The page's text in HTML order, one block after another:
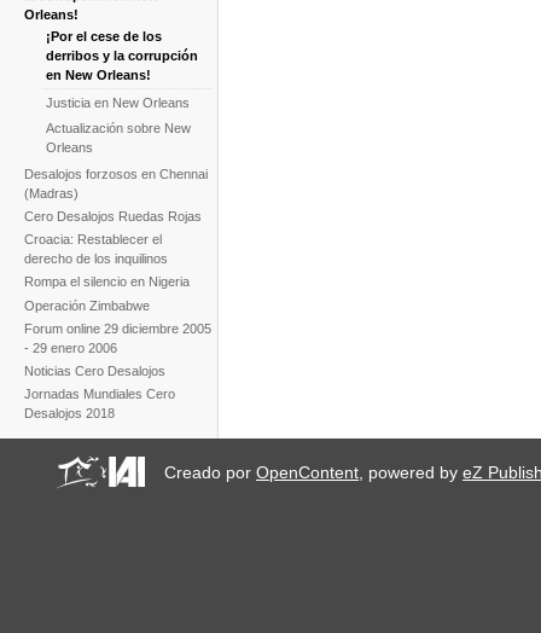
Orleans!
¡Por el cese de los
derribos y la corrupción
en New Orleans!
Justicia en New Orleans
Actualización sobre New
Orleans
Desalojos forzosos en Chennai
(Madras)
Cero Desalojos Ruedas Rojas
Croacia: Restablecer el
derecho de los inquilinos
Rompa el silencio en Nigeria
Operación Zimbabwe
Forum online 29 diciembre 2005
- 29 enero 2006
Noticias Cero Desalojos
Jornadas Mundiales Cero
Desalojos 2018
Creado porOpenContent, powered byeZ